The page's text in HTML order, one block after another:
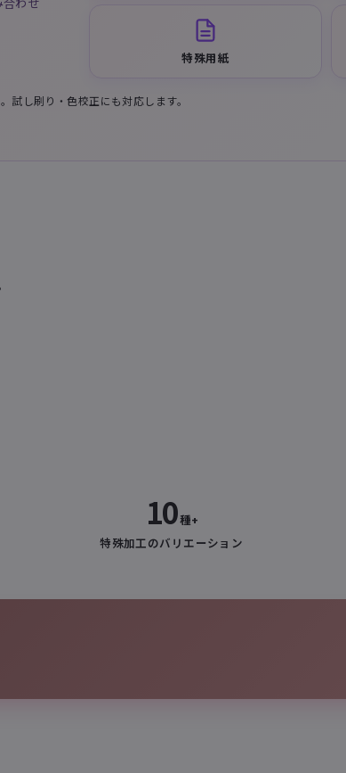
合わせ
特殊用紙
し刷り・色校正にも対応します。
10種+
特殊加工のバリエーション